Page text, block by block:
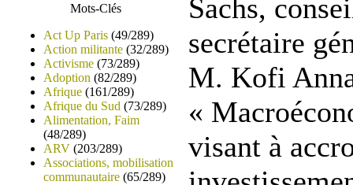
Mots-Clés
Act Up Paris (49/289)
Action militante (32/289)
Activisme (73/289)
Adoption (82/289)
Afrique (161/289)
Afrique du Sud (73/289)
Alimentation, Faim
(48/289)
ARV (203/289)
Associations, mobilisation
communautaire (65/289)
Sachs,
secrétaire
M. Kofi
«
visant à